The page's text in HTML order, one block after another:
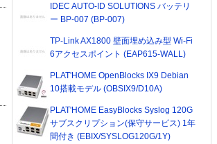
IDEC AUTO-ID SOLUTIONS バッテリ
ー BP-007 (BP-007)
TP-Link AX1800 壁面埋め込み型 Wi-Fi
6アクセスポイント (EAP615-WALL)
PLAT'HOME OpenBlocks IX9 Debian
10搭載モデル (OBSIX9/D10A)
PLAT'HOME EasyBlocks Syslog 120G
サブスクリプション(保守サービス) 1年
間付き (EBIX/SYSLOG120G/1Y)